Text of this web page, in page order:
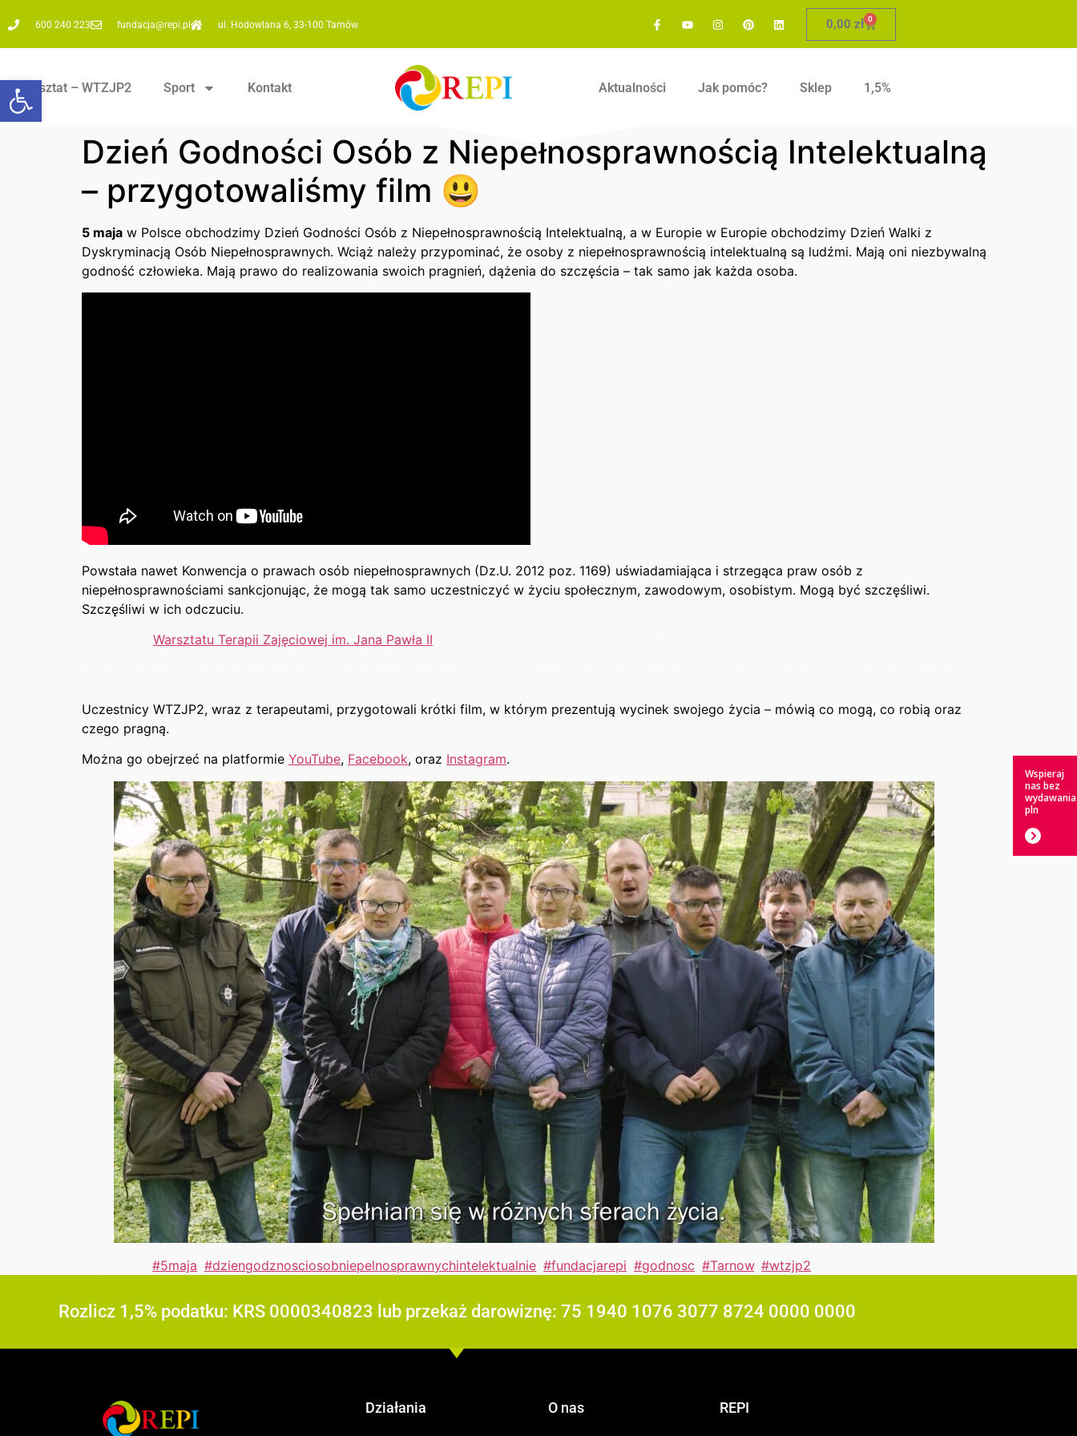
Otwórz pasek narzędzi
600 240 223 fundacja@repi.pl ul. Hodowlana 6, 33-100 Tarnów 0,00 zł 0
Warsztat – WTZJP2 Sport Kontakt Aktualności Jak pomóc? Sklep 1,5%
Dzień Godności Osób z Niepełnosprawnością Intelektualną
– przygotowaliśmy film 😃
5 maja w Polsce obchodzimy Dzień Godności Osób z Niepełnosprawnością Intelektualną, a w Europie w Europie obchodzimy Dzień Walki z
Dyskryminacją Osób Niepełnosprawnych. Wciąż należy przypominać, że osoby z niepełnosprawnością intelektualną są ludźmi. Mają oni niezbywalną
godność człowieka. Mają prawo do realizowania swoich pragnień, dążenia do szczęścia – tak samo jak każda osoba.
Powstała nawet Konwencja o prawach osób niepełnosprawnych (Dz.U. 2012 poz. 1169) uświadamiająca i strzegąca praw osób z
niepełnosprawnościami sankcjonując, że mogą tak samo uczestniczyć w życiu społecznym, zawodowym, osobistym. Mogą być szczęśliwi.
Szczęśliwi w ich odczuciu.
Warsztatu Terapii Zajęciowej im. Jana Pawła II
Uczestnicy WTZJP2, wraz z terapeutami, przygotowali krótki film, w którym prezentują wycinek swojego życia – mówią co mogą, co robią oraz
czego pragną.
Można go obejrzeć na platformie YouTube, Facebook, oraz Instagram.
#5maja #dziengodznosciosobniepelnosprawnychintelektualnie #fundacjarepi #godnosc #Tarnow, #wtzjp2
Rozlicz 1,5% podatku: KRS 0000340823 lub przekaż darowiznę: 75 1940 1076 3077 8724 0000 0000
Działania O nas REPI
Wspieraj
nas bez
wydawania
pln